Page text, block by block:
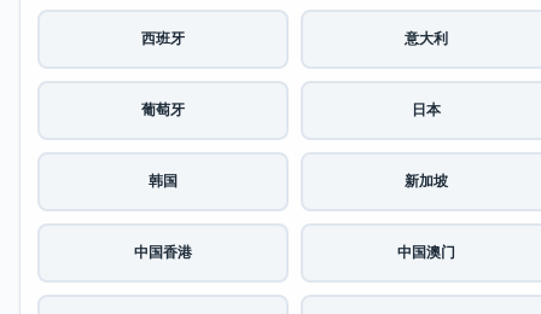
西班牙 意大利
葡萄牙 日本
韩国 新加坡
中国香港 中国澳门